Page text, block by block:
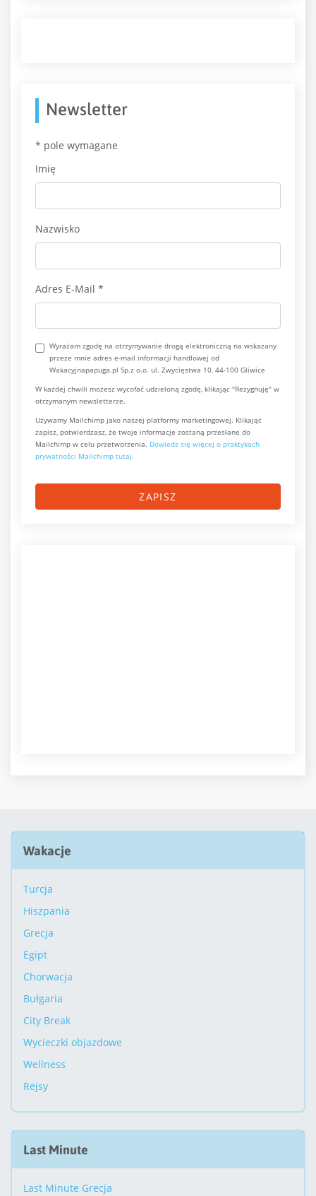
Newsletter
* pole wymagane
Imię
Nazwisko
Adres E-Mail *
Wyrażam zgodę na otrzymywanie drogą elektroniczną na wskazany
przeze mnie adres e-mail informacji handlowej od
Wakacyjnapapuga.pl Sp.z o.o. ul. Zwycięstwa 10, 44-100 Gliwice
W każdej chwili możesz wycofać udzieloną zgodę, klikając "Rezygnuję" w
otrzymanym newsletterze.
Używamy Mailchimp jako naszej platformy marketingowej. Klikając
zapisz, potwierdzasz, że twoje informacje zostaną przesłane do
Mailchimp w celu przetworzenia. Dowiedz się więcej o praktykach
prywatności Mailchimp tutaj.
ZAPISZ
Wakacje
Turcja
Hiszpania
Grecja
Egipt
Chorwacja
Bułgaria
City Break
Wycieczki objazdowe
Wellness
Rejsy
Last Minute
Last Minute Grecja